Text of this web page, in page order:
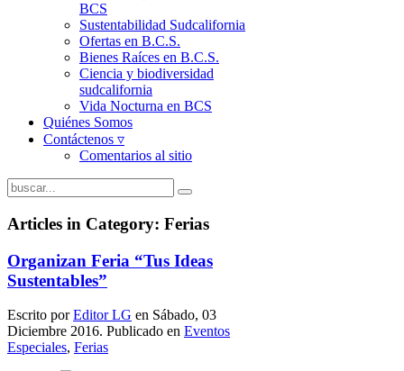
BCS
Sustentabilidad Sudcalifornia
Ofertas en B.C.S.
Bienes Raíces en B.C.S.
Ciencia y biodiversidad
sudcalifornia
Vida Nocturna en BCS
Quiénes Somos
Contáctenos ▿
Comentarios al sitio
Articles in Category: Ferias
Organizan Feria “Tus Ideas
Sustentables”
Escrito porEditor LG en Sábado, 03
Diciembre 2016. Publicado en Eventos
Especiales, Ferias